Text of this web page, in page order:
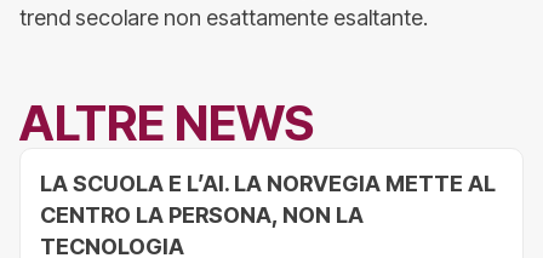
trend secolare non esattamente esaltante.
ALTRE NEWS
LA SCUOLA E L’AI. LA NORVEGIA METTE AL
CENTRO LA PERSONA, NON LA
TECNOLOGIA